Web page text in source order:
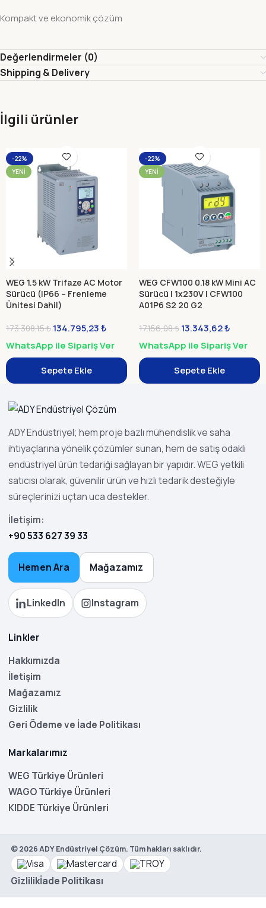
Kompakt ve ekonomik çözüm
Değerlendirmeler (0)
Shipping & Delivery
İlgili ürünler
-22%
YENI
WEG 1.5 kW Trifaze AC Motor
Sürücü (IP66 – Frenleme
Ünitesi Dahil)
173.308,15₺ 134.795,23₺
WhatsApp ile Sipariş Ver
Sepete Ekle
-22%
YENI
WEG CFW100 0.18 kW Mini AC
Sürücü | 1x230V | CFW100
A01P6 S2 20 G2
17.156,08₺ 13.343,62₺
WhatsApp ile Sipariş Ver
Sepete Ekle
ADY Endüstriyel; hem proje bazlı mühendislik ve saha
ihtiyaçlarına yönelik çözümler sunan, hem de satış odaklı
endüstriyel ürün tedariği sağlayan bir yapıdır. WEG yetkili
satıcısı olarak, güvenilir ürün ve hızlı tedarik desteğiyle
süreçlerinizi uçtan uca destekler.
İletişim:
+90 533 627 39 33
Hemen Ara Mağazamız
LinkedIn Instagram
Linkler
Hakkımızda
İletişim
Mağazamız
Gizlilik
Geri Ödeme ve İade Politikası
Markalarımız
WEG Türkiye Ürünleri
WAGO Türkiye Ürünleri
KIDDE Türkiye Ürünleri
©2026ADY Endüstriyel Çözüm. Tüm hakları saklıdır.
Gizlilikİade Politikası
WEG
CFW300